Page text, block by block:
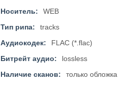
Носитель:
WEB
Тип рипа:
tracks
Аудиокодек:
FLAC (*.flac)
Битрейт аудио:
lossless
Наличие сканов:
только обложка